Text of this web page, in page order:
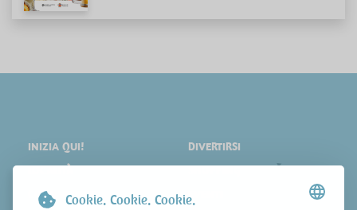
Cookie. Cookie. Cookie.
INIZIA QUI!
COSA VEDERE
DIVERTIRSI
EVENTI